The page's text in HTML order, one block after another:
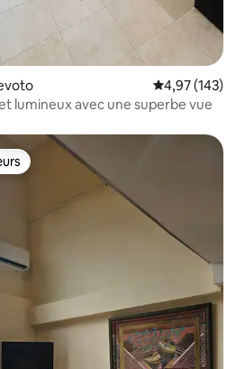
Évaluation
4,97 (143)
lumineux avec une superbe vue